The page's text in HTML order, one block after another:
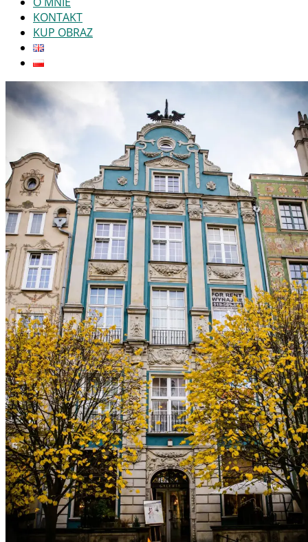
KONTAKT
KUP OBRAZ